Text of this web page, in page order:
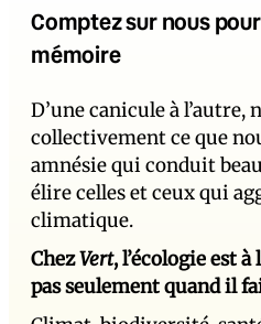
Comptez sur nous
mémoire
D’une canicule à l’autre,
collectivement ce que
amnésie qui conduit
élire celles et ceux qui
climatique.
ChezVert, l’écologie est
pas seulement quand il